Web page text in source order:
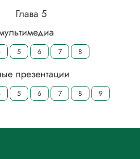
Глава 5
5 6 7 8
презентации
5 6 7 8 9